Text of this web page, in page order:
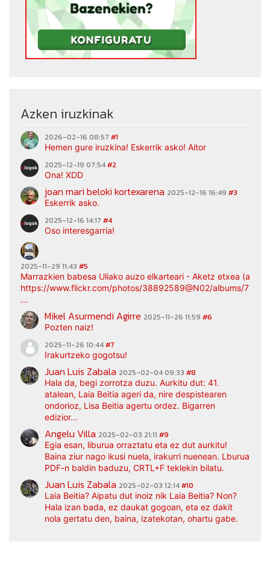
Azken iruzkinak
2026-02-16 08:57 #1
Hemen gure iruzkina! Eskerrik asko! Aitor
2025-12-19 07:54#2
Ona! XDD
joan mari beloki kortexarena 2025-12-16 16:49 #3
Eskerrik asko.
2025-12-16 14:17 #4
Oso interesgarria!
2025-11-29 11:43 #5
Marrazkien babesa Uliako auzo elkarteari - Aketz etxea
https://www.flickr.com/photos/38892589@N02/albums/
...
Mikel Asurmendi Agirre 2025-11-26 11:59 #6
Pozten naiz!
2025-11-26 10:44#7
Irakurtzeko gogotsu!
Juan Luis Zabala 2025-02-04 09:33 #8
Hala da, begi zorrotza duzu. Aurkitu dut: 41.
atalean, Laia Beitia ageri da, nire despistearen
ondorioz, Lisa Beitia agertu ordez. Bigarren
edizior...
Angelu Villa 2025-02-03 21:11 #9
Egia esan, liburua orraztatu eta ez dut aurkitu!
Baina ziur nago ikusi nuela, irakurri nuenean. Lburua
PDF-n baldin baduzu, CRTL+F teklekin bilatu.
Juan Luis Zabala 2025-02-03 12:14#10
Laia Beitia? Aipatu dut inoiz nik Laia Beitia? Non?
Hala izan bada, ez daukat gogoan, eta ez dakit
nola gertatu den, baina, izatekotan, ohartu gabe.